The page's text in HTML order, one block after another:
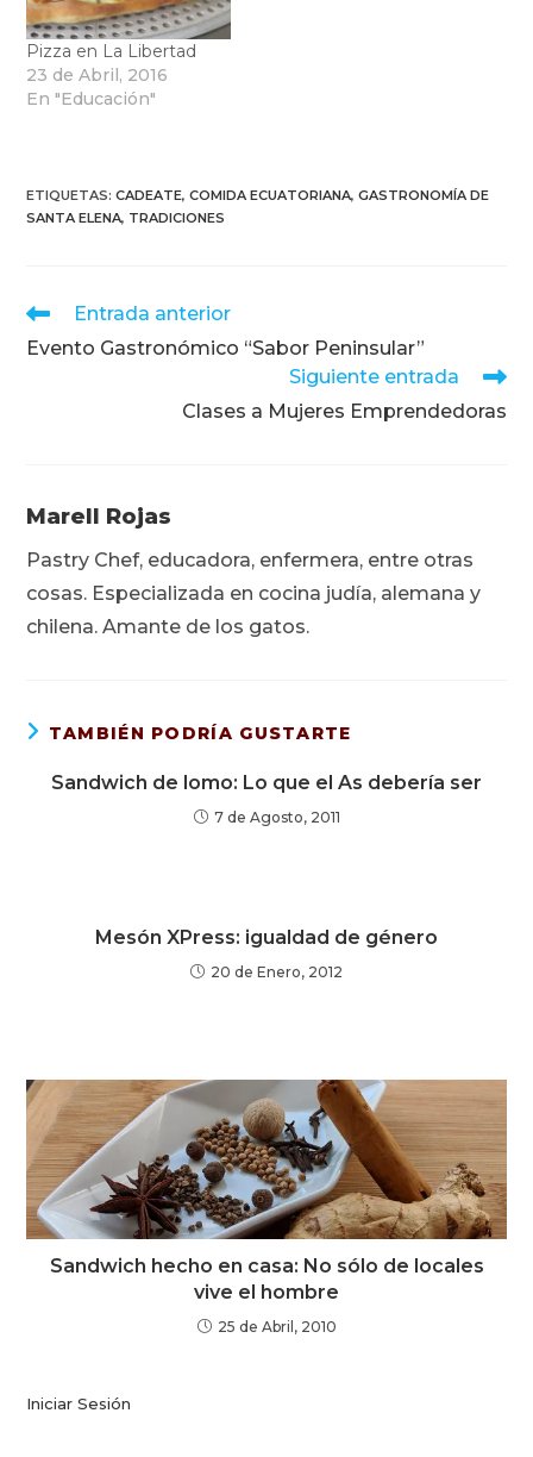
Pizza en La Libertad
23 de Abril, 2016
En "Educación"
ETIQUETAS:CADEATE, COMIDA ECUATORIANA, GASTRONOMÍA DE
SANTA ELENA, TRADICIONES
Leer
artículos
Entrada anterior
Evento Gastronómico “Sabor Peninsular”
Siguiente entrada
Clases a Mujeres Emprendedoras
Marell Rojas
Pastry Chef, educadora, enfermera, entre otras
cosas. Especializada en cocina judía, alemana y
chilena. Amante de los gatos.
TAMBIÉN PODRÍA GUSTARTE
Sandwich de lomo: Lo que el As debería ser
7 de Agosto, 2011
Mesón XPress: igualdad de género
20 de Enero, 2012
Sandwich hecho en casa: No sólo de locales
vive el hombre
25 de Abril, 2010
Iniciar Sesión